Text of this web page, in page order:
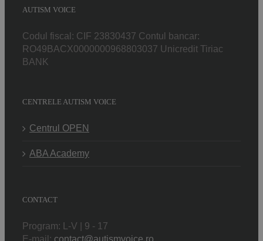
AUTISM VOICE
Codul fiscal: CIF 23830437 Contul bancar:
RO49BACX0000000968803037 Unicredit Tiriac
BANK
CENTRELE AUTISM VOICE
Centrul OPEN
ABA Academy
CONTACT
Program: L-V | 9 - 17
E-mail: contact@autismvoice.ro